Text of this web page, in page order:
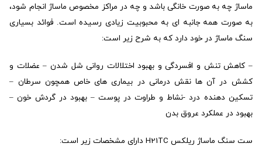
ماساژ چه به صورت خانگی باشد و چه در مراکز مخصوص ماساژ انجام شود،
به صورت همه جانبه ای به محبوبیت زیادی رسیده است. فوائد بسیاری
سنگ ماساژ در خود دارد که به شرح زیر است:
– کاهش تنش و افسردگی و بهبود اختلالات روانی شل شدن – عضلات و
کشش در آن ها نقش درمانی در بیماری های خاص همچون سرطان –
تسکین دهنده درد -نشاط و طراوت در پوست – بهبود در گردش خون –
بهبود در عملکرد عروق بدن
ست سنگ ماساژ ریلکس H21TC دارای مشخصات زیر است: